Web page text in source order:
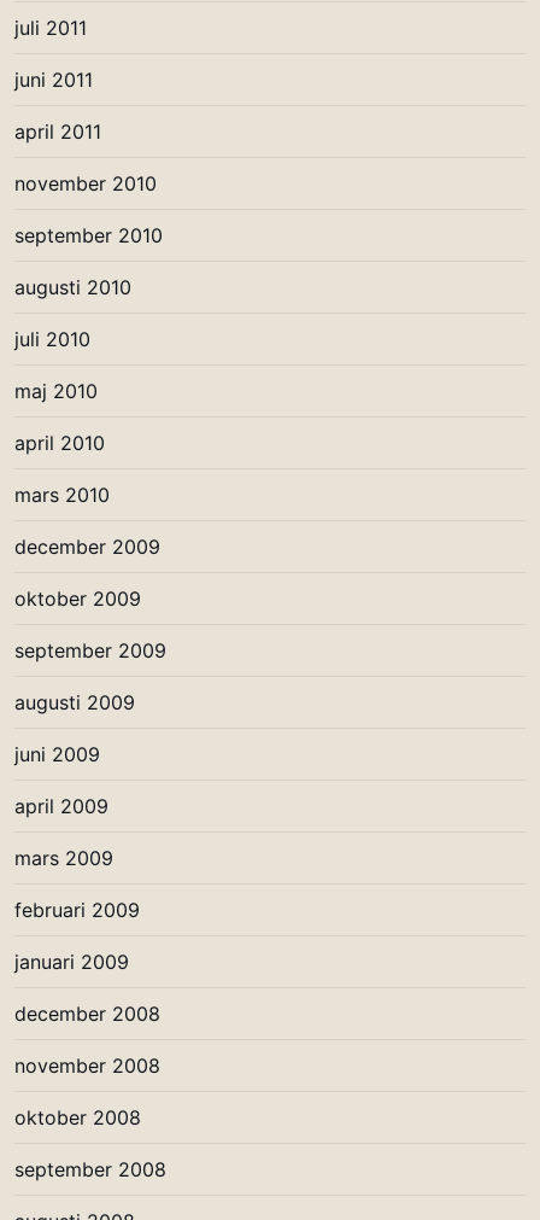
juli 2011
juni 2011
april 2011
november 2010
september 2010
augusti 2010
juli 2010
maj 2010
april 2010
mars 2010
december 2009
oktober 2009
september 2009
augusti 2009
juni 2009
april 2009
mars 2009
februari 2009
januari 2009
december 2008
november 2008
oktober 2008
september 2008